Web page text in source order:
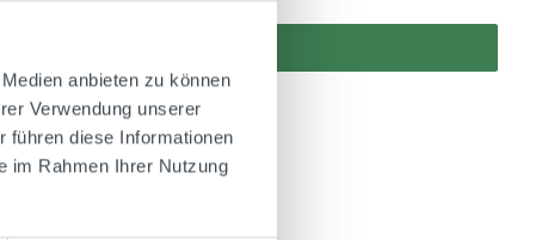
anbieten zu können
Verwendung unserer
führen diese Informationen
im Rahmen Ihrer Nutzung